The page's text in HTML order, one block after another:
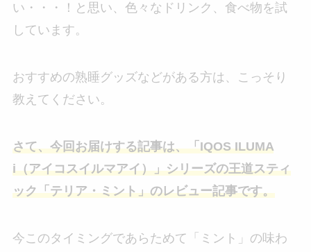
い・・・！と思い、色々なドリンク、食べ物を試
しています。
おすすめの熟睡グッズなどがある方は、こっそり
教えてください。
さて、今回お届けする記事は、「IQOS ILUMA
i（アイコスイルマアイ）」シリーズの王道スティ
ック「テリア・ミント」のレビュー記事です。
今このタイミングであらためて「ミント」の味わ